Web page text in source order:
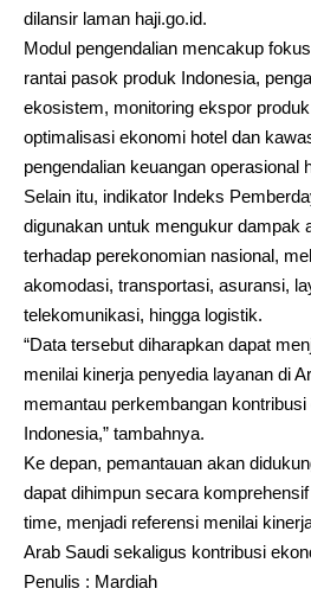
dilansir laman haji.go.id.
Modul pengendalian mencakup
rantai pasok produk Indonesia,
ekosistem, monitoring ekspor
optimalisasi ekonomi hotel dan
pengendalian keuangan operasional
Selain itu, indikator Indeks
digunakan untuk mengukur dampak
terhadap perekonomian nasional,
akomodasi, transportasi, asuransi,
telekomunikasi, hingga logistik.
“Data tersebut diharapkan dapat
menilai kinerja penyedia layanan di
memantau perkembangan
Indonesia,” tambahnya.
Ke depan, pemantauan akan
dapat dihimpun secara
time, menjadi referensi menilai
Arab Saudi sekaligus kontribusi
Penulis : Mardiah